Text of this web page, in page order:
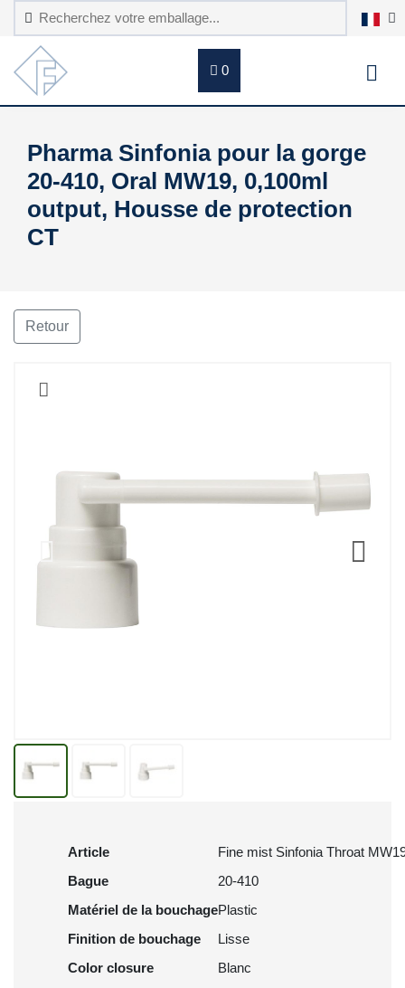
0
Pharma Sinfonia pour la gorge
20-410, Oral MW19, 0,100ml
output, Housse de protection
CT
Retour
Article
Fine mist Sinfonia Throat
Bague
20-410
Matériel de la bouchagePlastic
Finition de bouchage
Lisse
Color closure
Blanc